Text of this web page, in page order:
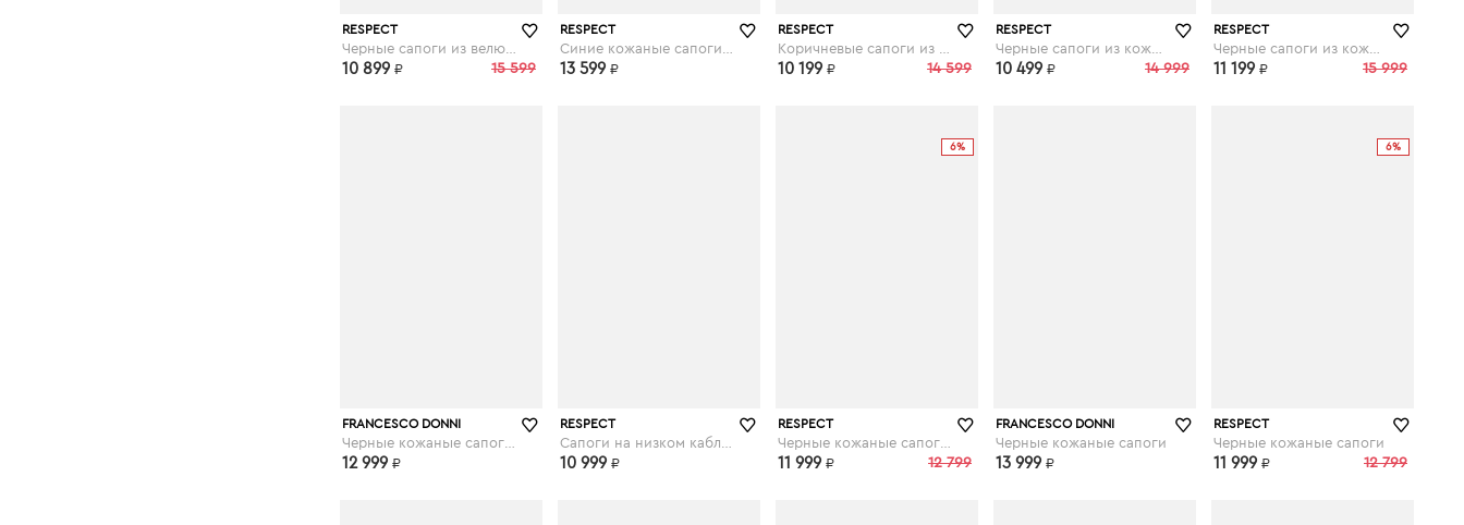
respect-shoes.ru
RESPECT
15 599
10 899 ₽
respect-shoes.ru
RESPECT
13 599 ₽
respect-shoes.ru
RESPECT
14 599
10 199 ₽
respect-shoes.ru
RESPECT
14 999
10 499 ₽
respect-shoes.ru
RESPECT
15 999
11 199 ₽
respect-shoes.ru
FRANCESCO DONNI
12 999 ₽
respect-shoes.ru
RESPECT
10 999 ₽
6%
respect-shoes.ru
RESPECT
12 799
11 999 ₽
respect-shoes.ru
FRANCESCO DONNI
Черные кожаные сапоги
13 999 ₽
6%
respect-shoes.ru
RESPECT
Черные кожаные сапоги
12 799
11 999 ₽